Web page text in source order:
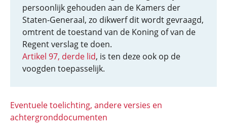
persoonlijk gehouden aan de Kamers der
Staten-Generaal, zo dikwerf dit wordt gevraagd,
omtrent de toestand van de Koning of van de
Regent verslag te doen.
Artikel 97, derde lid, is ten deze ook op de
voogden toepasselijk.
Eventuele toelichting, andere versies en
achtergronddocumenten